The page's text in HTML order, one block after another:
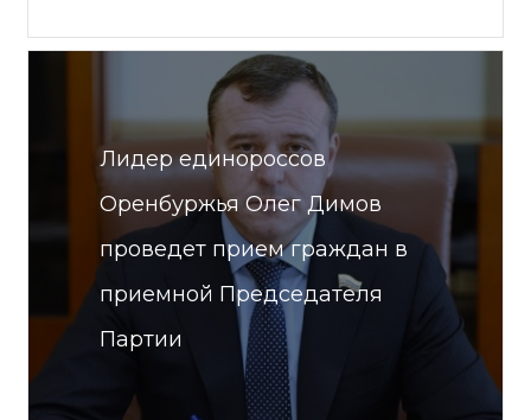
Лидер единороссов
Оренбуржья Олег Димов
проведет прием граждан в
приемной Председателя
Партии